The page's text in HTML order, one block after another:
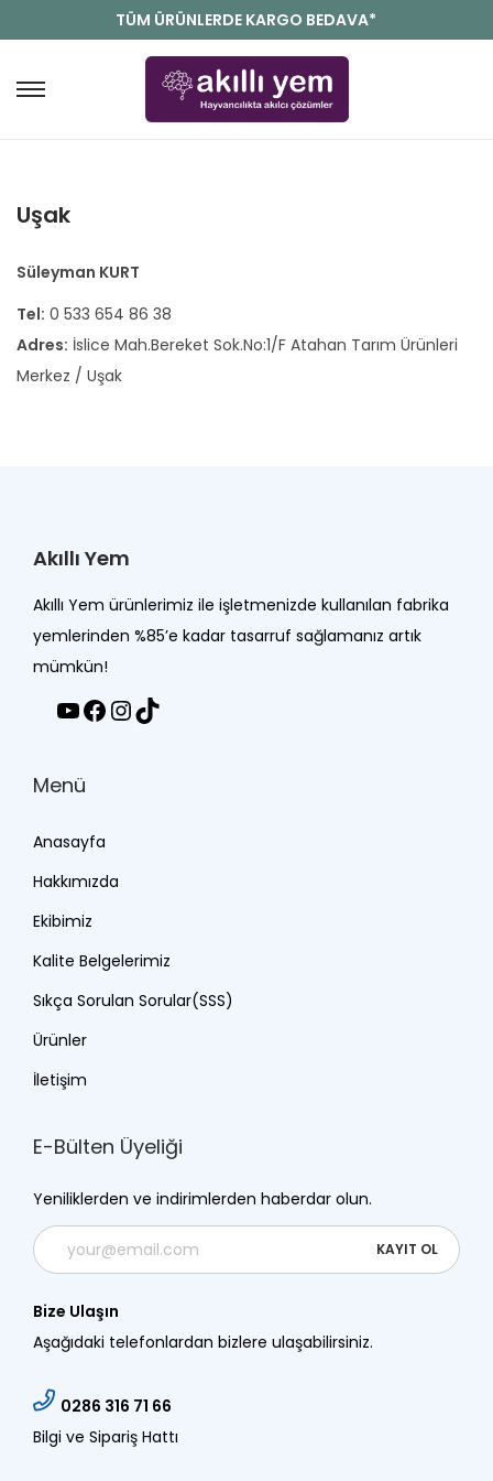
TÜM ÜRÜNLERDE KARGO BEDAVA*
Uşak
Süleyman KURT
Tel: 0 533 654 86 38
Adres: İslice Mah.Bereket Sok.No:1/F Atahan Tarım Ürünleri
Merkez / Uşak
Akıllı Yem
Akıllı Yem ürünlerimiz ile işletmenizde kullanılan fabrika
yemlerinden %85’e kadar tasarruf sağlamanız artık
mümkün!
Menü
Anasayfa
Hakkımızda
Ekibimiz
Kalite Belgelerimiz
Sıkça Sorulan Sorular(SSS)
Ürünler
İletişim
E-Bülten Üyeliği
Yeniliklerden ve indirimlerden haberdar olun.
Bize Ulaşın
Aşağıdaki telefonlardan bizlere ulaşabilirsiniz.
0286 316 71 66
Bilgi ve Sipariş Hattı